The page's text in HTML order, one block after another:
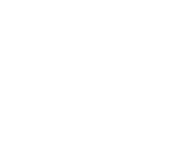
nejoblíbenější